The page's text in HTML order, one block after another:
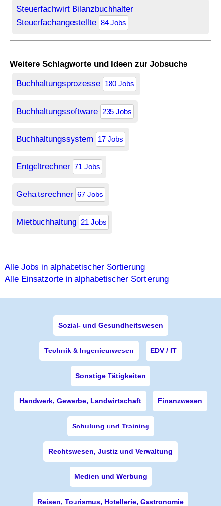
Steuerfachwirt Bilanzbuchhalter
Steuerfachangestellte 84 Jobs
Weitere Schlagworte und Ideen zur Jobsuche
Buchhaltungsprozesse 180 Jobs
Buchhaltungssoftware 235 Jobs
Buchhaltungssystem 17 Jobs
Entgeltrechner 71 Jobs
Gehaltsrechner 67 Jobs
Mietbuchhaltung 21 Jobs
Alle Jobs in alphabetischer Sortierung
Alle Einsatzorte in alphabetischer Sortierung
Sozial- und Gesundheitswesen
Technik & Ingenieurwesen EDV / IT
Sonstige Tätigkeiten
Handwerk, Gewerbe, Landwirtschaft Finanzwesen
Schulung und Training
Rechtswesen, Justiz und Verwaltung
Medien und Werbung
Reisen, Tourismus, Hotellerie, Gastronomie